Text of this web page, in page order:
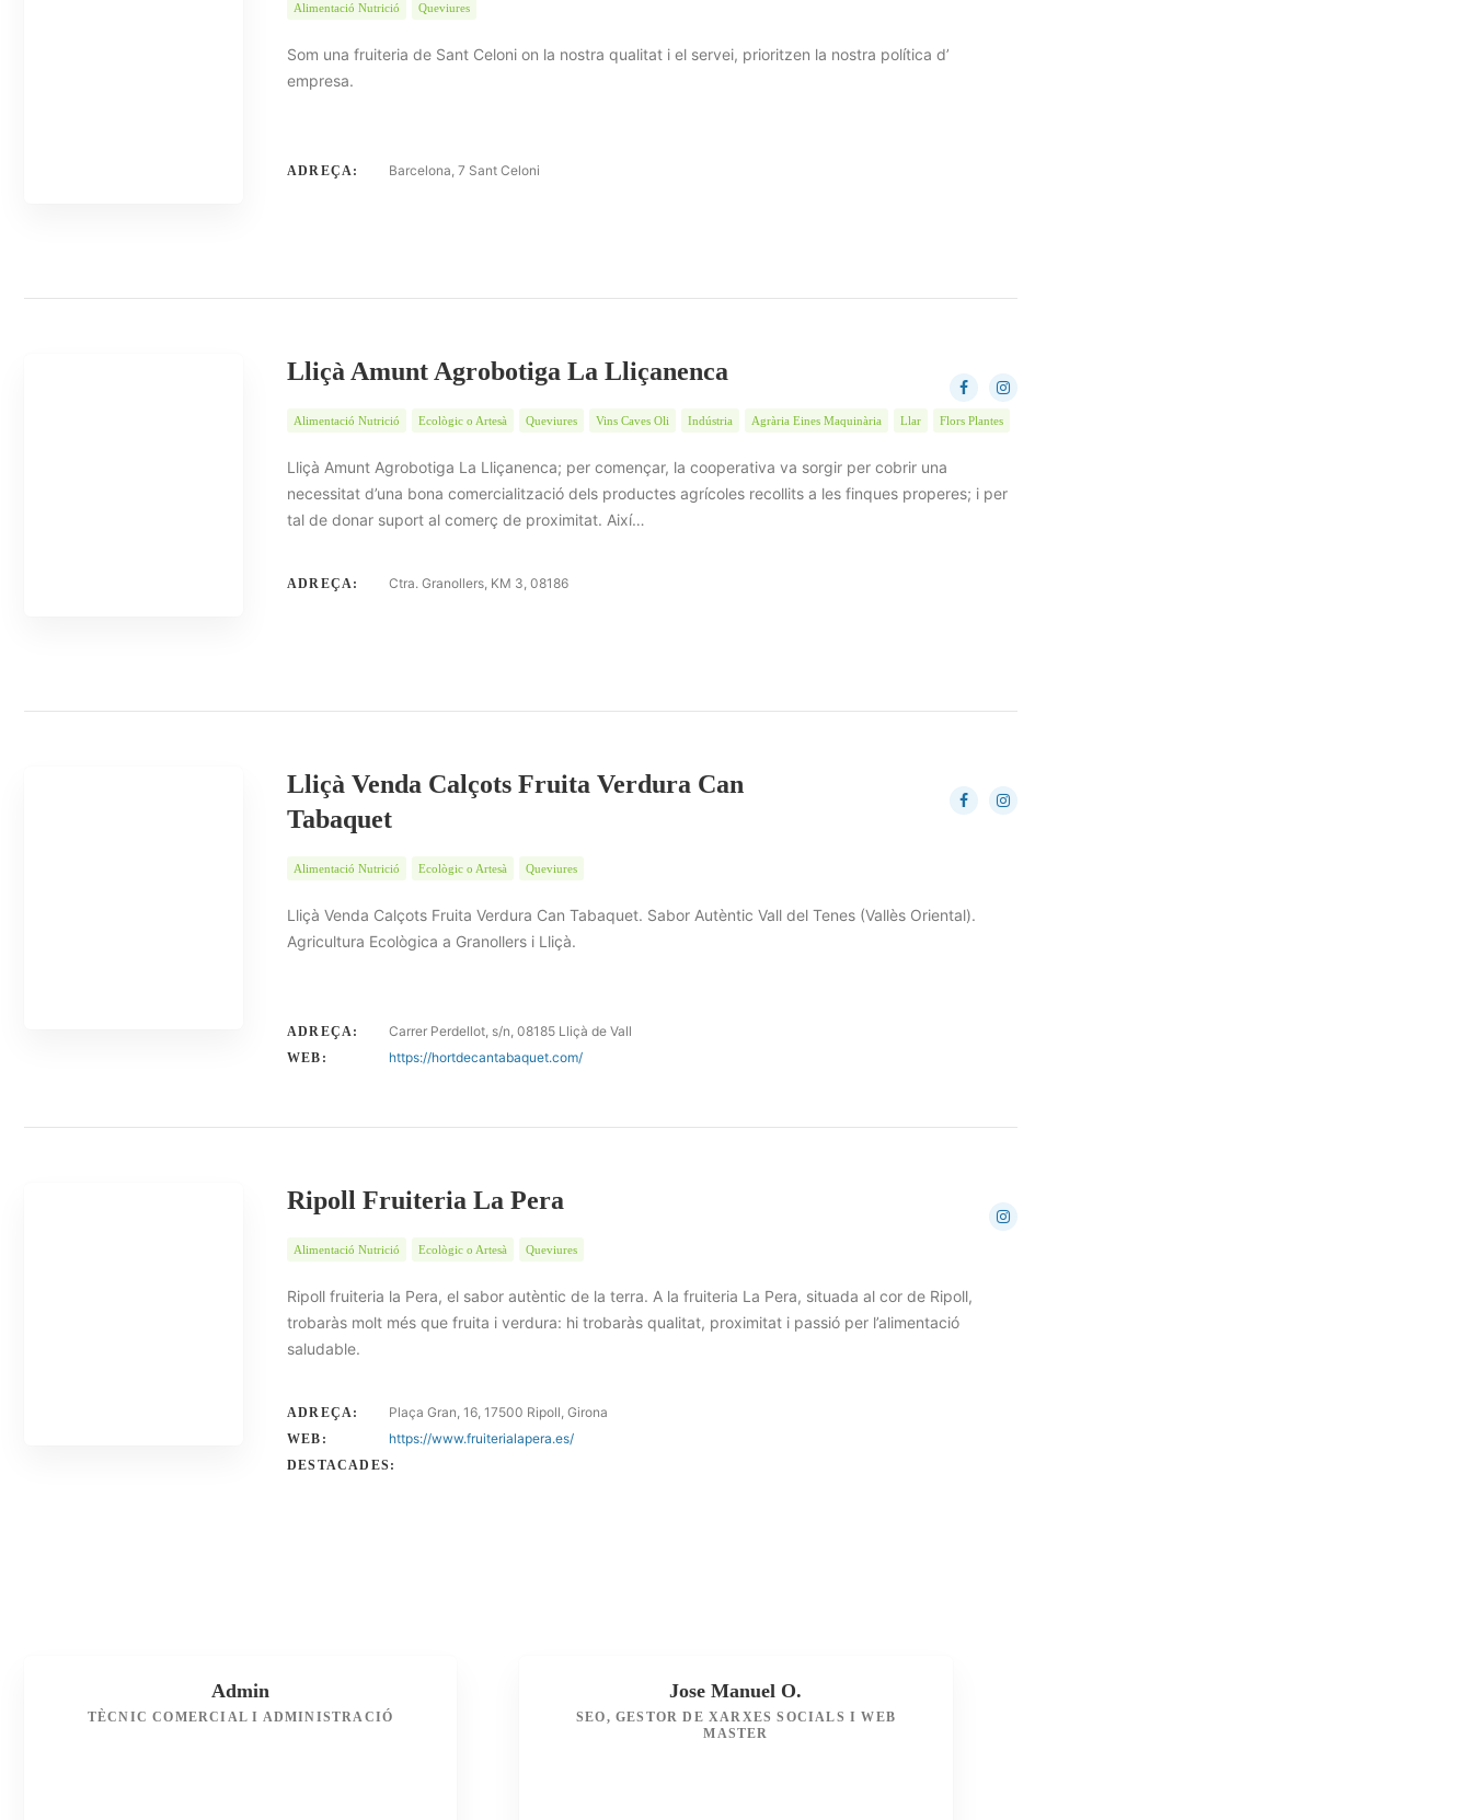
Alimentació Nutrició Queviures
Som una fruiteria de Sant Celoni on la nostra qualitat i el servei, prioritzen la nostra política d’
empresa.
ADREÇA: Barcelona, 7 Sant Celoni
Lliçà Amunt Agrobotiga La Lliçanenca
Alimentació Nutrició Ecològic o Artesà Queviures Vins Caves Oli Indústria Agrària Eines Maquinària Llar Flors Plantes
Lliçà Amunt Agrobotiga La Lliçanenca; per començar, la cooperativa va sorgir per cobrir una
necessitat d’una bona comercialització dels productes agrícoles recollits a les finques properes; i per
tal de donar suport al comerç de proximitat. Així…
ADREÇA: Ctra. Granollers, KM 3, 08186
Lliçà Venda Calçots Fruita Verdura Can
Tabaquet
Alimentació Nutrició Ecològic o Artesà Queviures
Lliçà Venda Calçots Fruita Verdura Can Tabaquet. Sabor Autèntic Vall del Tenes (Vallès Oriental).
Agricultura Ecològica a Granollers i Lliçà.
ADREÇA: Carrer Perdellot, s/n, 08185 Lliçà de Vall
WEB: https://hortdecantabaquet.com/
Ripoll Fruiteria La Pera
Alimentació Nutrició Ecològic o Artesà Queviures
Ripoll fruiteria la Pera, el sabor autèntic de la terra. A la fruiteria La Pera, situada al cor de Ripoll,
trobaràs molt més que fruita i verdura: hi trobaràs qualitat, proximitat i passió per l’alimentació
saludable.
ADREÇA: Plaça Gran, 16, 17500 Ripoll, Girona
WEB: https://www.fruiterialapera.es/
DESTACADES:
Admin
TÈCNIC COMERCIAL I ADMINISTRACIÓ
Jose Manuel O.
SEO, GESTOR DE XARXES SOCIALS I WEB
MASTER